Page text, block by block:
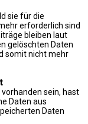
sie für die
erforderlich sind
bleiben laut
gelöschten Daten
somit nicht mehr
sein, hast
Daten aus
Daten